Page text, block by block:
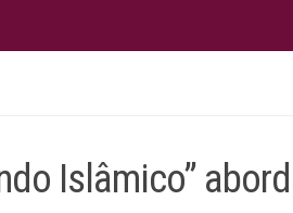
Islâmico”